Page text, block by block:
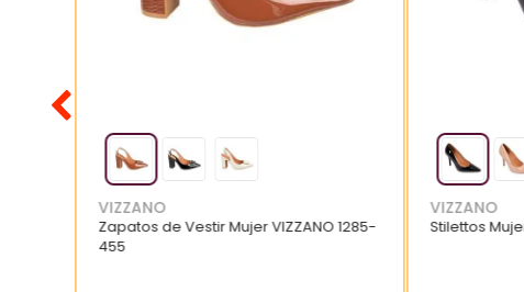
VIZZANO
Zapatos de Vestir Mujer VIZZANO 1285-
455
VIZZANO
Stilettos